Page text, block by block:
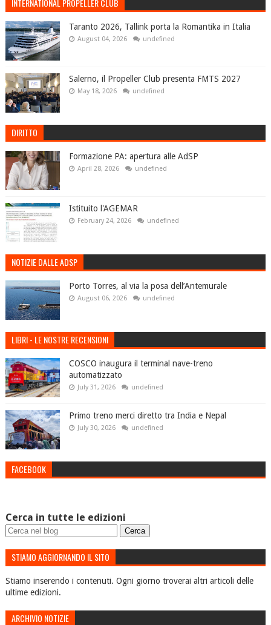
INTERNATIONAL PROPELLER CLUB
Taranto 2026, Tallink porta la Romantika in Italia
August 04, 2026 undefined
Salerno, il Propeller Club presenta FMTS 2027
May 18, 2026 undefined
DIRITTO
Formazione PA: apertura alle AdSP
April 28, 2026 undefined
Istituito l'AGEMAR
February 24, 2026 undefined
NOTIZIE DALLE ADSP
Porto Torres, al via la posa dell’Antemurale
August 06, 2026 undefined
LIBRI - LE NOSTRE RECENSIONI
COSCO inaugura il terminal nave-treno
automatizzato
July 31, 2026 undefined
Primo treno merci diretto tra India e Nepal
July 30, 2026 undefined
FACEBOOK
Cerca in tutte le edizioni
STIAMO AGGIORNANDO IL SITO
Stiamo inserendo i contenuti. Ogni giorno troverai altri articoli delle
ultime edizioni.
ARCHIVIO NOTIZIE